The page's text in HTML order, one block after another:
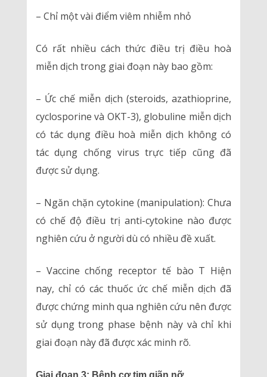
– Chỉ một vài điểm viêm nhiễm nhỏ
Có rất nhiều cách thức điều trị điều hoà
miễn dịch trong giai đoạn này bao gồm:
– Ức chế miễn dịch (steroids, azathioprine,
cyclosporine và OKT-3), globuline miễn dịch
có tác dụng điều hoà miễn dịch không có
tác dụng chống virus trực tiếp cũng đã
được sử dụng.
– Ngăn chặn cytokine (manipulation): Chưa
có chế độ điều trị anti-cytokine nào được
nghiên cứu ở người dù có nhiều đề xuất.
– Vaccine chống receptor tế bào T Hiện
nay, chỉ có các thuốc ức chế miễn dịch đã
được chứng minh qua nghiên cứu nên được
sử dụng trong phase bệnh này và chỉ khi
giai đoạn này đã được xác minh rõ.
Giai đoạn 3: Bệnh cơ tim giãn nỡ